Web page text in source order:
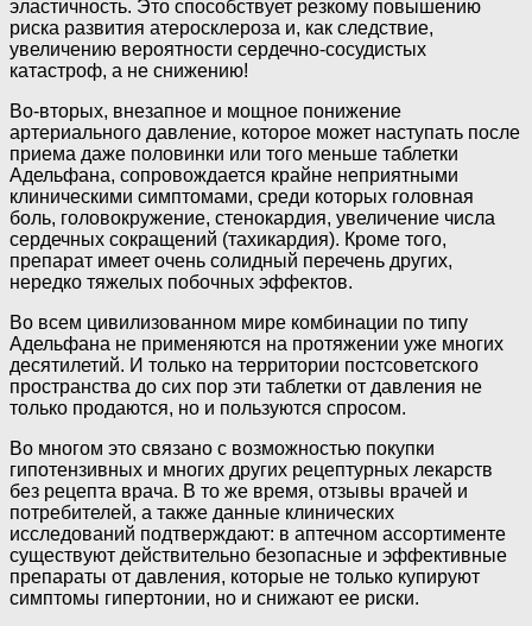
эластичность. Это способствует резкому повышению
риска развития атеросклероза и, как следствие,
увеличению вероятности сердечно-сосудистых
катастроф, а не снижению!
Во-вторых, внезапное и мощное понижение
артериального давление, которое может наступать после
приема даже половинки или того меньше таблетки
Адельфана, сопровождается крайне неприятными
клиническими симптомами, среди которых головная
боль, головокружение, стенокардия, увеличение числа
сердечных сокращений (тахикардия). Кроме того,
препарат имеет очень солидный перечень других,
нередко тяжелых побочных эффектов.
Во всем цивилизованном мире комбинации по типу
Адельфана не применяются на протяжении уже многих
десятилетий. И только на территории постсоветского
пространства до сих пор эти таблетки от давления не
только продаются, но и пользуются спросом.
Во многом это связано с возможностью покупки
гипотензивных и многих других рецептурных лекарств
без рецепта врача. В то же время, отзывы врачей и
потребителей, а также данные клинических
исследований подтверждают: в аптечном ассортименте
существуют действительно безопасные и эффективные
препараты от давления, которые не только купируют
симптомы гипертонии, но и снижают ее риски.